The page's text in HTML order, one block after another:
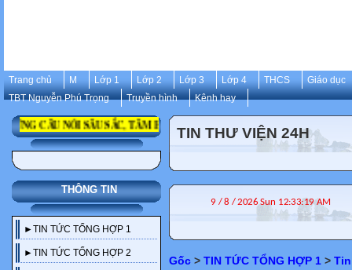
Trang chủ M Lớp 1 Lớp 2 Lớp 3 Lớp 4 THCS
Giáo dục
TBT Nguyễn Phú Trọng
Truyền hình Kênh hay
CÂU NÓI SÂU SẮC, TÂM HUYẾT, ĐỂ ĐỜI CỦA CỐ TỔNG BÍ THƯ
THÔNG TIN
►TIN TỨC TỔNG HỢP 1
►TIN TỨC TỔNG HỢP 2
TIN THƯ VIỆN 24H
Gốc > TIN TỨC TỔNG HỢP 1 >